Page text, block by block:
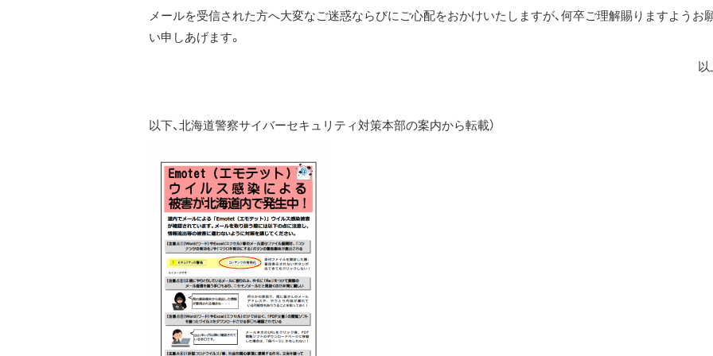
メールを受信された方へ大変なご迷惑ならびにご心配をおかけいたしますが、何卒ご理解賜りますようお
い申しあげます。
以下、北海道警察サイバーセキュリティ対策本部の案内から転載）